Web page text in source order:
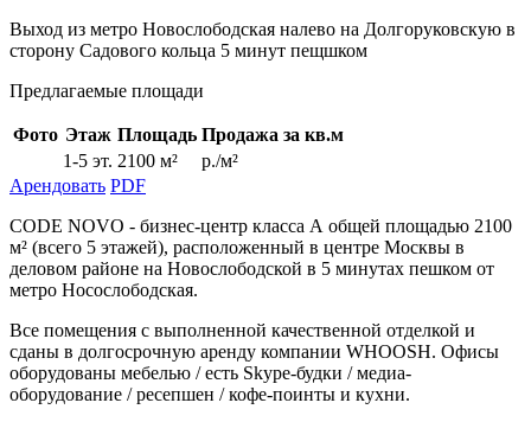
Выход из метро Новослободская налево на Долгоруковскую в
сторону Садового кольца 5 минут пещшком
Предлагаемые площади
Фото Этаж Площадь Продажа за кв.м
1-5 эт. 2100 м²
р./м²
Арендовать PDF
CODE NOVO - бизнес-центр класса А общей площадью 2100
м² (всего 5 этажей), расположенный в центре Москвы в
деловом районе на Новослободской в 5 минутах пешком от
метро Носослободская.
Все помещения с выполненной качественной отделкой и
сданы в долгосрочную аренду компании WHOOSH. Офисы
оборудованы мебелью / есть Skype-будки / медиа-
оборудование / ресепшен / кофе-поинты и кухни.